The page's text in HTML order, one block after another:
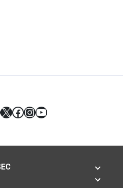
X Facebook
Instagram
YouTube